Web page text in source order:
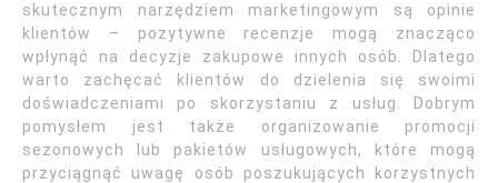
skutecznym narzędziem marketingowym są opinie
klientów – pozytywne recenzje mogą znacząco
wpłynąć na decyzje zakupowe innych osób. Dlatego
warto zachęcać klientów do dzielenia się swoimi
doświadczeniami po skorzystaniu z usług. Dobrym
pomysłem jest także organizowanie promocji
sezonowych lub pakietów usługowych, które mogą
przyciągnąć uwagę osób poszukujących korzystnych